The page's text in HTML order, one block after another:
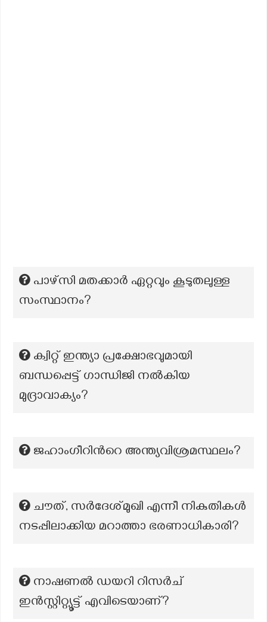
പാഴ്സി മതക്കാർ ഏറ്റവും കൂടുതലുള്ള
സംസ്ഥാനം?
ക്വിറ്റ് ഇന്ത്യാ പ്രക്ഷോഭവുമായി
ബന്ധപ്പെട്ട് ഗാന്ധിജി നൽകിയ
മുദ്രാവാക്യം?
ജഹാംഗീറിന്‍റെ അന്ത്യവിശ്രമസ്ഥലം?
ചൗത്, സർദേശ്മുഖി എന്നീ നികുതികൾ
നടപ്പിലാക്കിയ മറാത്താ ഭരണാധികാരി?
നാഷണൽ ഡയറി റിസർച്
ഇൻസ്റ്റിറ്റ്യൂട്ട് എവിടെയാണ്?